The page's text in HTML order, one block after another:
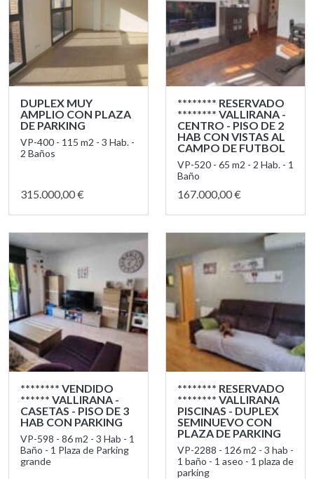
DUPLEX MUY
AMPLIO CON PLAZA
DE PARKING
VP-400 - 115 m2 - 3 Hab. -
2 Baños
315.000,00 €
******** RESERVADO
******** VALLIRANA -
CENTRO - PISO DE 2
HAB CON VISTAS AL
CAMPO DE FUTBOL
VP-520 - 65 m2 - 2 Hab. - 1
Baño
167.000,00 €
******** VENDIDO
****** VALLIRANA -
CASETAS - PISO DE 3
HAB CON PARKING
VP-598 - 86 m2 - 3 Hab - 1
Baño - 1 Plaza de Parking
grande
******** RESERVADO
******** VALLIRANA
PISCINAS - DUPLEX
SEMINUEVO CON
PLAZA DE PARKING
VP-2288 - 126 m2 - 3 hab -
1 baño - 1 aseo - 1 plaza de
parking